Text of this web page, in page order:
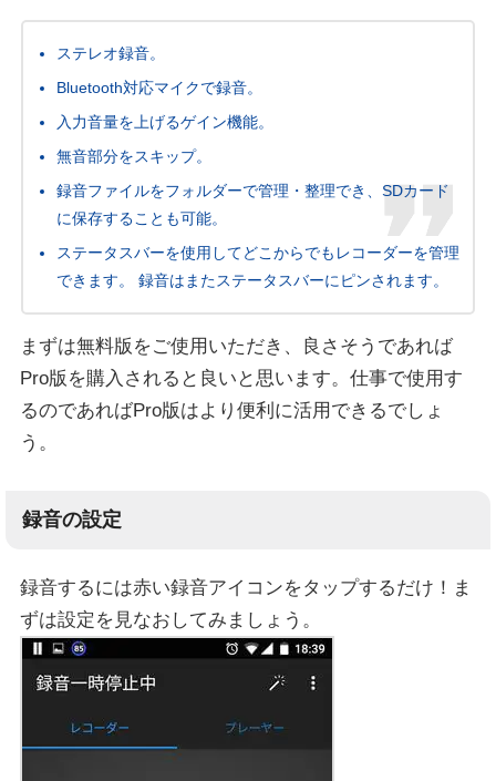
ステレオ録音。
Bluetooth対応マイクで録音。
入力音量を上げるゲイン機能。
無音部分をスキップ。
録音ファイルをフォルダーで管理・整理でき、SDカード
に保存することも可能。
ステータスバーを使用してどこからでもレコーダーを管理
できます。 録音はまたステータスバーにピンされます。
まずは無料版をご使用いただき、良さそうであれば
Pro版を購入されると良いと思います。仕事で使用す
るのであればPro版はより便利に活用できるでしょ
う。
録音の設定
録音するには赤い録音アイコンをタップするだけ！ま
ずは設定を見なおしてみましょう。